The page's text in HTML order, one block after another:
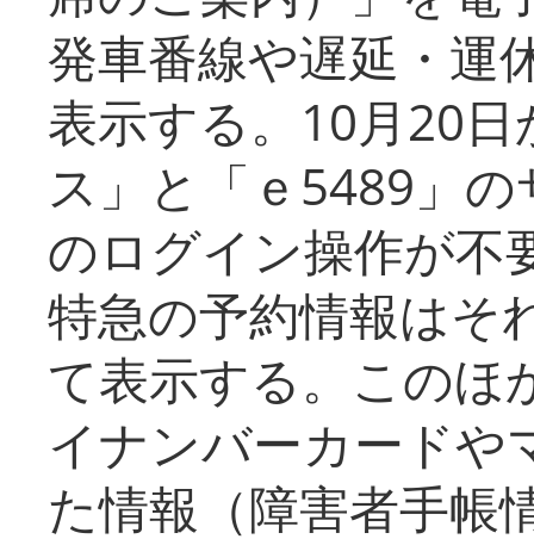
発車番線や遅延・運
表示する。10月20
ス」と「ｅ5489」
のログイン操作が不
特急の予約情報はそ
て表示する。このほ
イナンバーカードや
た情報（障害者手帳